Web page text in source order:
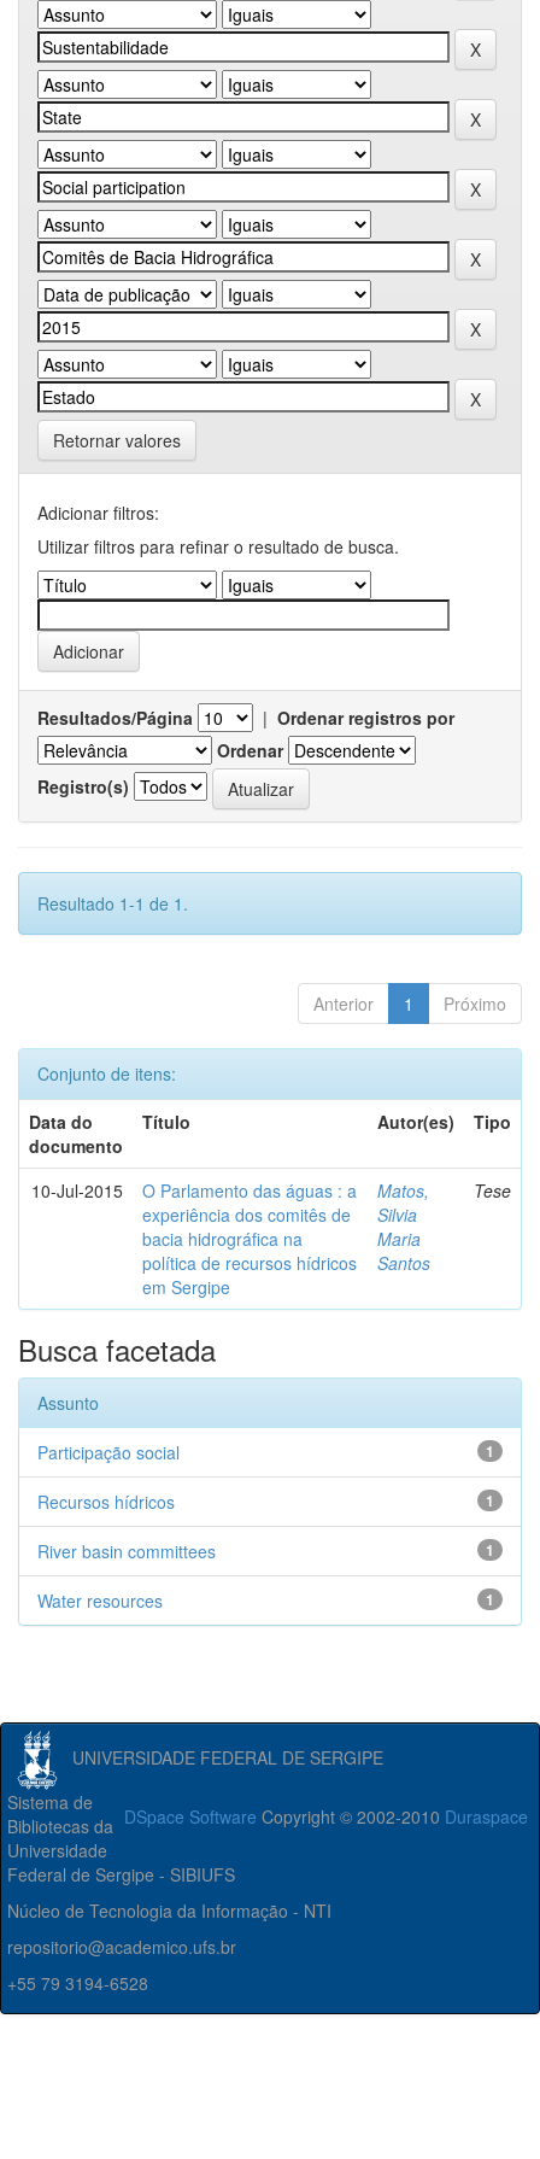
Retornar valores
Adicionar filtros:
Utilizar filtros para refinar o resultado de busca.
Resultados/Página | Ordenar registros por
Ordenar
Registro(s)
Resultado 1-1 de 1.
Anterior 1 Próximo
Conjunto de itens:
Data do
documento
Título Autor(es) Tipo
10-Jul-2015
O Parlamento das águas : a
experiência dos comitês de
bacia hidrográfica na
política de recursos hídricos
em Sergipe
Matos,
Silvia
Maria
Santos
Tese
Busca facetada
Assunto
1
Participação social
1
Recursos hídricos
1
River basin committees
1
Water resources
UNIVERSIDADE FEDERAL DE SERGIPE
DSpace Software Copyright © 2002-2010 Duraspace
Sistema de
Bibliotecas da
Universidade
Federal de Sergipe - SIBIUFS
Núcleo de Tecnologia da Informação - NTI
repositorio@academico.ufs.br
+55 79 3194-6528